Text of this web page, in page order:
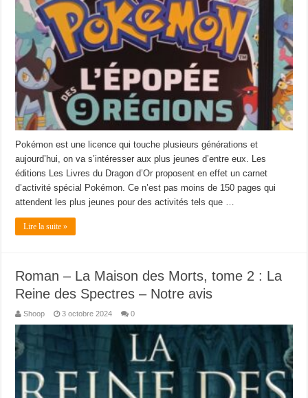
Pokémon est une licence qui touche plusieurs générations et
aujourd’hui, on va s’intéresser aux plus jeunes d’entre eux. Les
éditions Les Livres du Dragon d’Or proposent en effet un carnet
d’activité spécial Pokémon. Ce n’est pas moins de 150 pages qui
attendent les plus jeunes pour des activités tels que …
Lire la suite »
Roman – La Maison des Morts, tome 2 : La
Reine des Spectres – Notre avis
Shoop 3 octobre 2024 0